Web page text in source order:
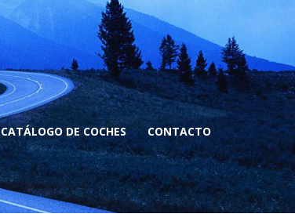
CATÁLOGO DE COCHES CONTACTO